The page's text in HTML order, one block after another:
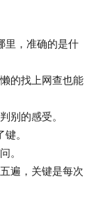
里，准确的是什
的找上网查也能
别的感受。
。
。
遍，关键是每次